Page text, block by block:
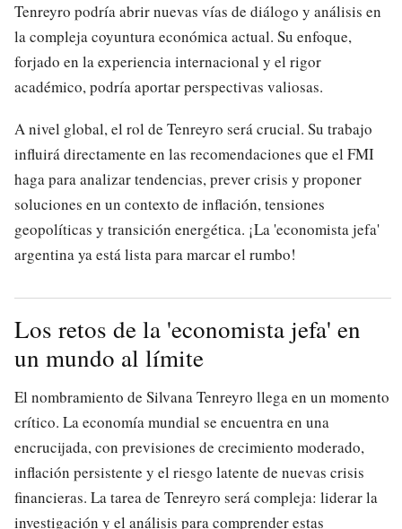
Tenreyro podría abrir nuevas vías de diálogo y análisis en
la compleja coyuntura económica actual. Su enfoque,
forjado en la experiencia internacional y el rigor
académico, podría aportar perspectivas valiosas.
A nivel global, el rol de Tenreyro será crucial. Su trabajo
influirá directamente en las recomendaciones que el FMI
haga para analizar tendencias, prever crisis y proponer
soluciones en un contexto de inflación, tensiones
geopolíticas y transición energética. ¡La 'economista jefa'
argentina ya está lista para marcar el rumbo!
Los retos de la 'economista jefa' en
un mundo al límite
El nombramiento de Silvana Tenreyro llega en un momento
crítico. La economía mundial se encuentra en una
encrucijada, con previsiones de crecimiento moderado,
inflación persistente y el riesgo latente de nuevas crisis
financieras. La tarea de Tenreyro será compleja: liderar la
investigación y el análisis para comprender estas